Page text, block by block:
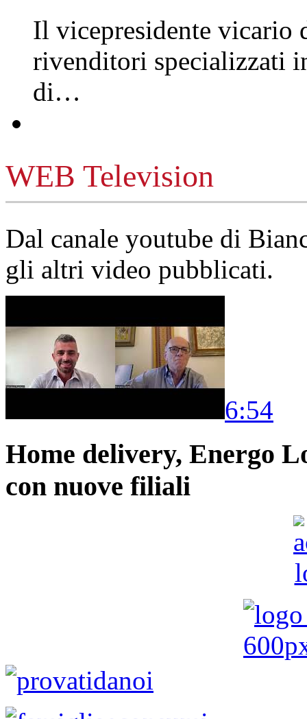
Il vicepresidente vicario
rivenditori specializzati
di…
WEB Television
Dal canale youtube di
gli altri video pubblicati.
6:54
Home delivery, Energo
con nuove filiali